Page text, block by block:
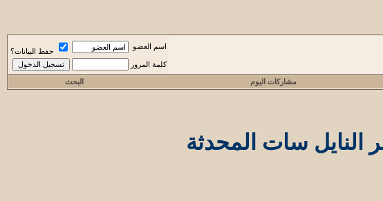
اسم العضو
حفظ البيانات؟
كلمة المرور
مشاركات اليوم البحث
النايل سات المحدثة